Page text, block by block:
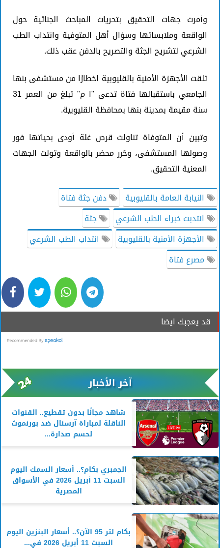
وأمرت جهات التحقيق بتحريات المباحث الجنائية حول
الواقعة وملابساتها وسؤال أهل المتوفية وانتداب الطب
الشرعي لتشريح الجثة والتصريح بالدفن عقب ذلك.
تلقت الأجهزة الأمنية بالقليوبية اخطارًا من مستشفى بنها
الجامعي باستقبالها فتاة تدعى "ا م" تبلغ من العمر 31
سنة مقيمة بمدينة بنها بمحافظة القليوبية.
وتبين أن المتوفاة تناولت قرص غلة أودى بحياتها فور
وصولها المستشفى، وحُرر محضر بالواقعة وتولت الجهات
المعنية التحقيق.
النيابة العامة بالقليوبية
دفن جثة فتاة
انتدبت خبراء الطب الشرعي
جثة
الأجهزة الأمنية بالقليوبية
انتداب الطب الشرعي
مصرع فتاة
قد يعجبك ايضا
آخر الأخبار
شاهد مجانًا بدون تقطيع.. القنوات
الناقلة لمباراة آرسنال ضد بورنموث
لحسم صدارة...
الجمبري بكام؟.. أسعار السمك اليوم
السبت 11 أبريل 2026 في الأسواق
المصرية
بكام لتر 95 الآن؟.. أسعار البنزين اليوم
السبت 11 أبريل 2026 في...